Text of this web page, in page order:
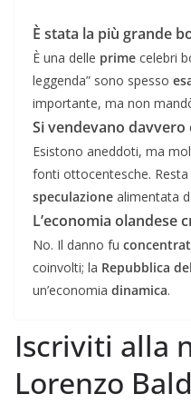
È stata la più grande
È una delle prime celebri
leggenda” sono spesso
importante, ma non
Si vendevano davvero
Esistono aneddoti, ma
fonti ottocentesche.
speculazione alimentata
L’economia olandese
No. Il danno fu
coinvolti; la Repubblica
un’economia dinamica.
Iscriviti alla
Lorenzo